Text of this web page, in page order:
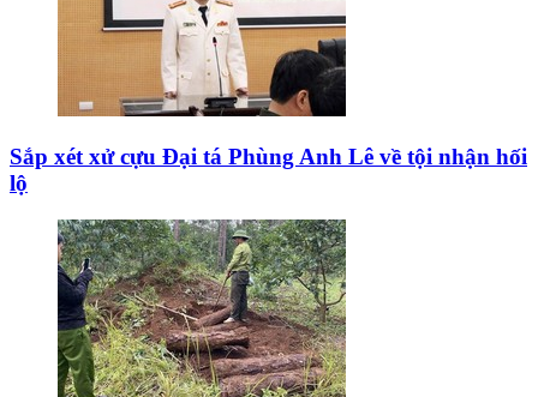
Sắp xét xử cựu Đại tá Phùng Anh Lê về tội nhận hối
lộ